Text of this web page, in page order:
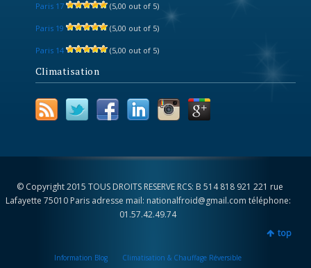
Paris 17 (5,00 out of 5)
Paris 19 (5,00 out of 5)
Paris 14 (5,00 out of 5)
Climatisation
© Copyright 2015 TOUS DROITS RESERVE RCS: B 514 818 921 221 rue
Lafayette 75010 Paris adresse mail: nationalfroid@gmail.com téléphone:
01.57.42.49.74
top
Information Blog
Climatisation & Chauffage Réversible